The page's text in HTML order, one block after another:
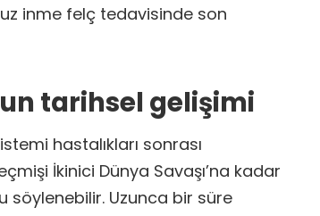
inme felç tedavisinde son
tarihsel gelişimi
hastalıkları sonrası
İkinici Dünya Savaşı’na kadar
söylenebilir. Uzunca bir süre